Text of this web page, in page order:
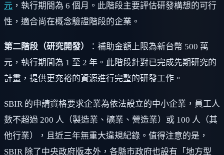
元 ，執行期間為 6 個月。此階段主要評估研發構想的可行
性，適合尚在概念驗證階段的企業。
第二階段（研究開發）
：補助金額上限為新台幣 500 萬
元，執行期間為 1 至 2 年。此階段針對已完成先期研究的
計畫，提供更充裕的資源進行完整的研發工作。
SBIR 的申請資格要求企業為依法設立的中小企業，員工人
數不超過 200 人（製造業、礦業、營造業）或 100 人（其
他行業），且近三年無重大違規紀錄。值得注意的是，
SBIR 除了中央政府版本外，各縣市政府也設有「地方型